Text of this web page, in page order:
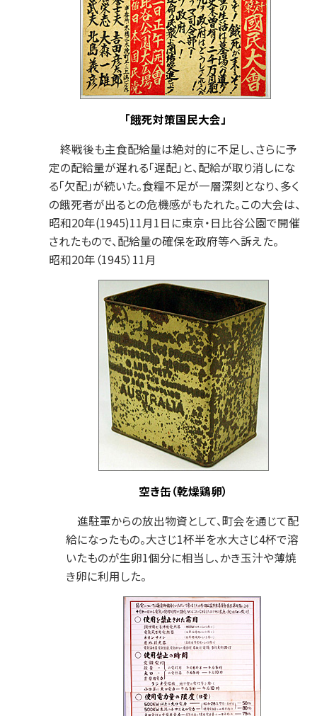
「餓死対策国民大会」
終戦後も主食配給量は絶対的に不足し、さらに予
定の配給量が遅れる「遅配」と、配給が取り消しにな
る「欠配」が続いた。食糧不足が一層深刻となり、多く
の餓死者が出るとの危機感がもたれた。この大会は、
昭和20年(1945)11月1日に東京・日比谷公園で開催
されたもので、配給量の確保を政府等へ訴えた。
昭和20年（1945）11月
空き缶（乾燥鶏卵）
進駐軍からの放出物資として、町会を通じて配
給になったもの。大さじ1杯半を水大さじ4杯で溶
いたものが生卵1個分に相当し、かき玉汁や薄焼
き卵に利用した。